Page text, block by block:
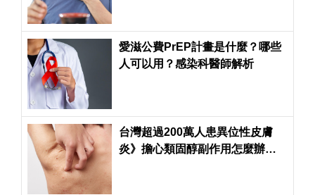
愛滋公費PrEP計畫是什麼？哪些
人可以用？感染科醫師解析
台灣超過200萬人患異位性皮膚
炎》擔心類固醇副作用怎麼辦？